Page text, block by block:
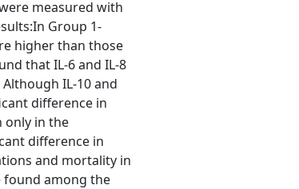
measured with
Group 1-
higher than those
that IL-6 and IL-8
IL-10 and
difference in
only in the
difference in
and mortality in
found among the